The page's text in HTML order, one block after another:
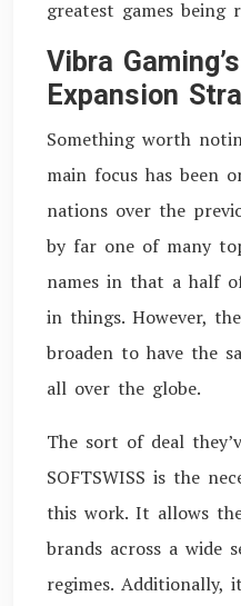
greatest games being
Vibra
Expansion
Something worth
main focus has been
nations over the
by far one of many
names in that a half
in things. However,
broaden to have the
all over the globe.
The sort of deal
SOFTSWISS is the
this work. It allows
brands across a wide
regimes. Additionally,